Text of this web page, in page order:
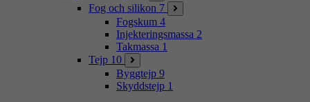
Fog och silikon 7
Fogskum 4
Injekteringsmassa 2
Takmassa 1
Tejp 10
Byggtejp 9
Skyddstejp 1